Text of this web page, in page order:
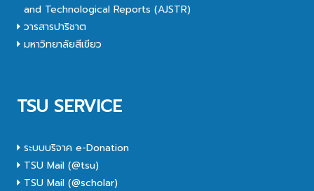
and Technological Reports (AJSTR)
วารสารปาริชาต
มหาวิทยาลัยสีเขียว
TSU SERVICE
ระบบบริจาค e-Donation
TSU Mail (@tsu)
TSU Mail (@scholar)